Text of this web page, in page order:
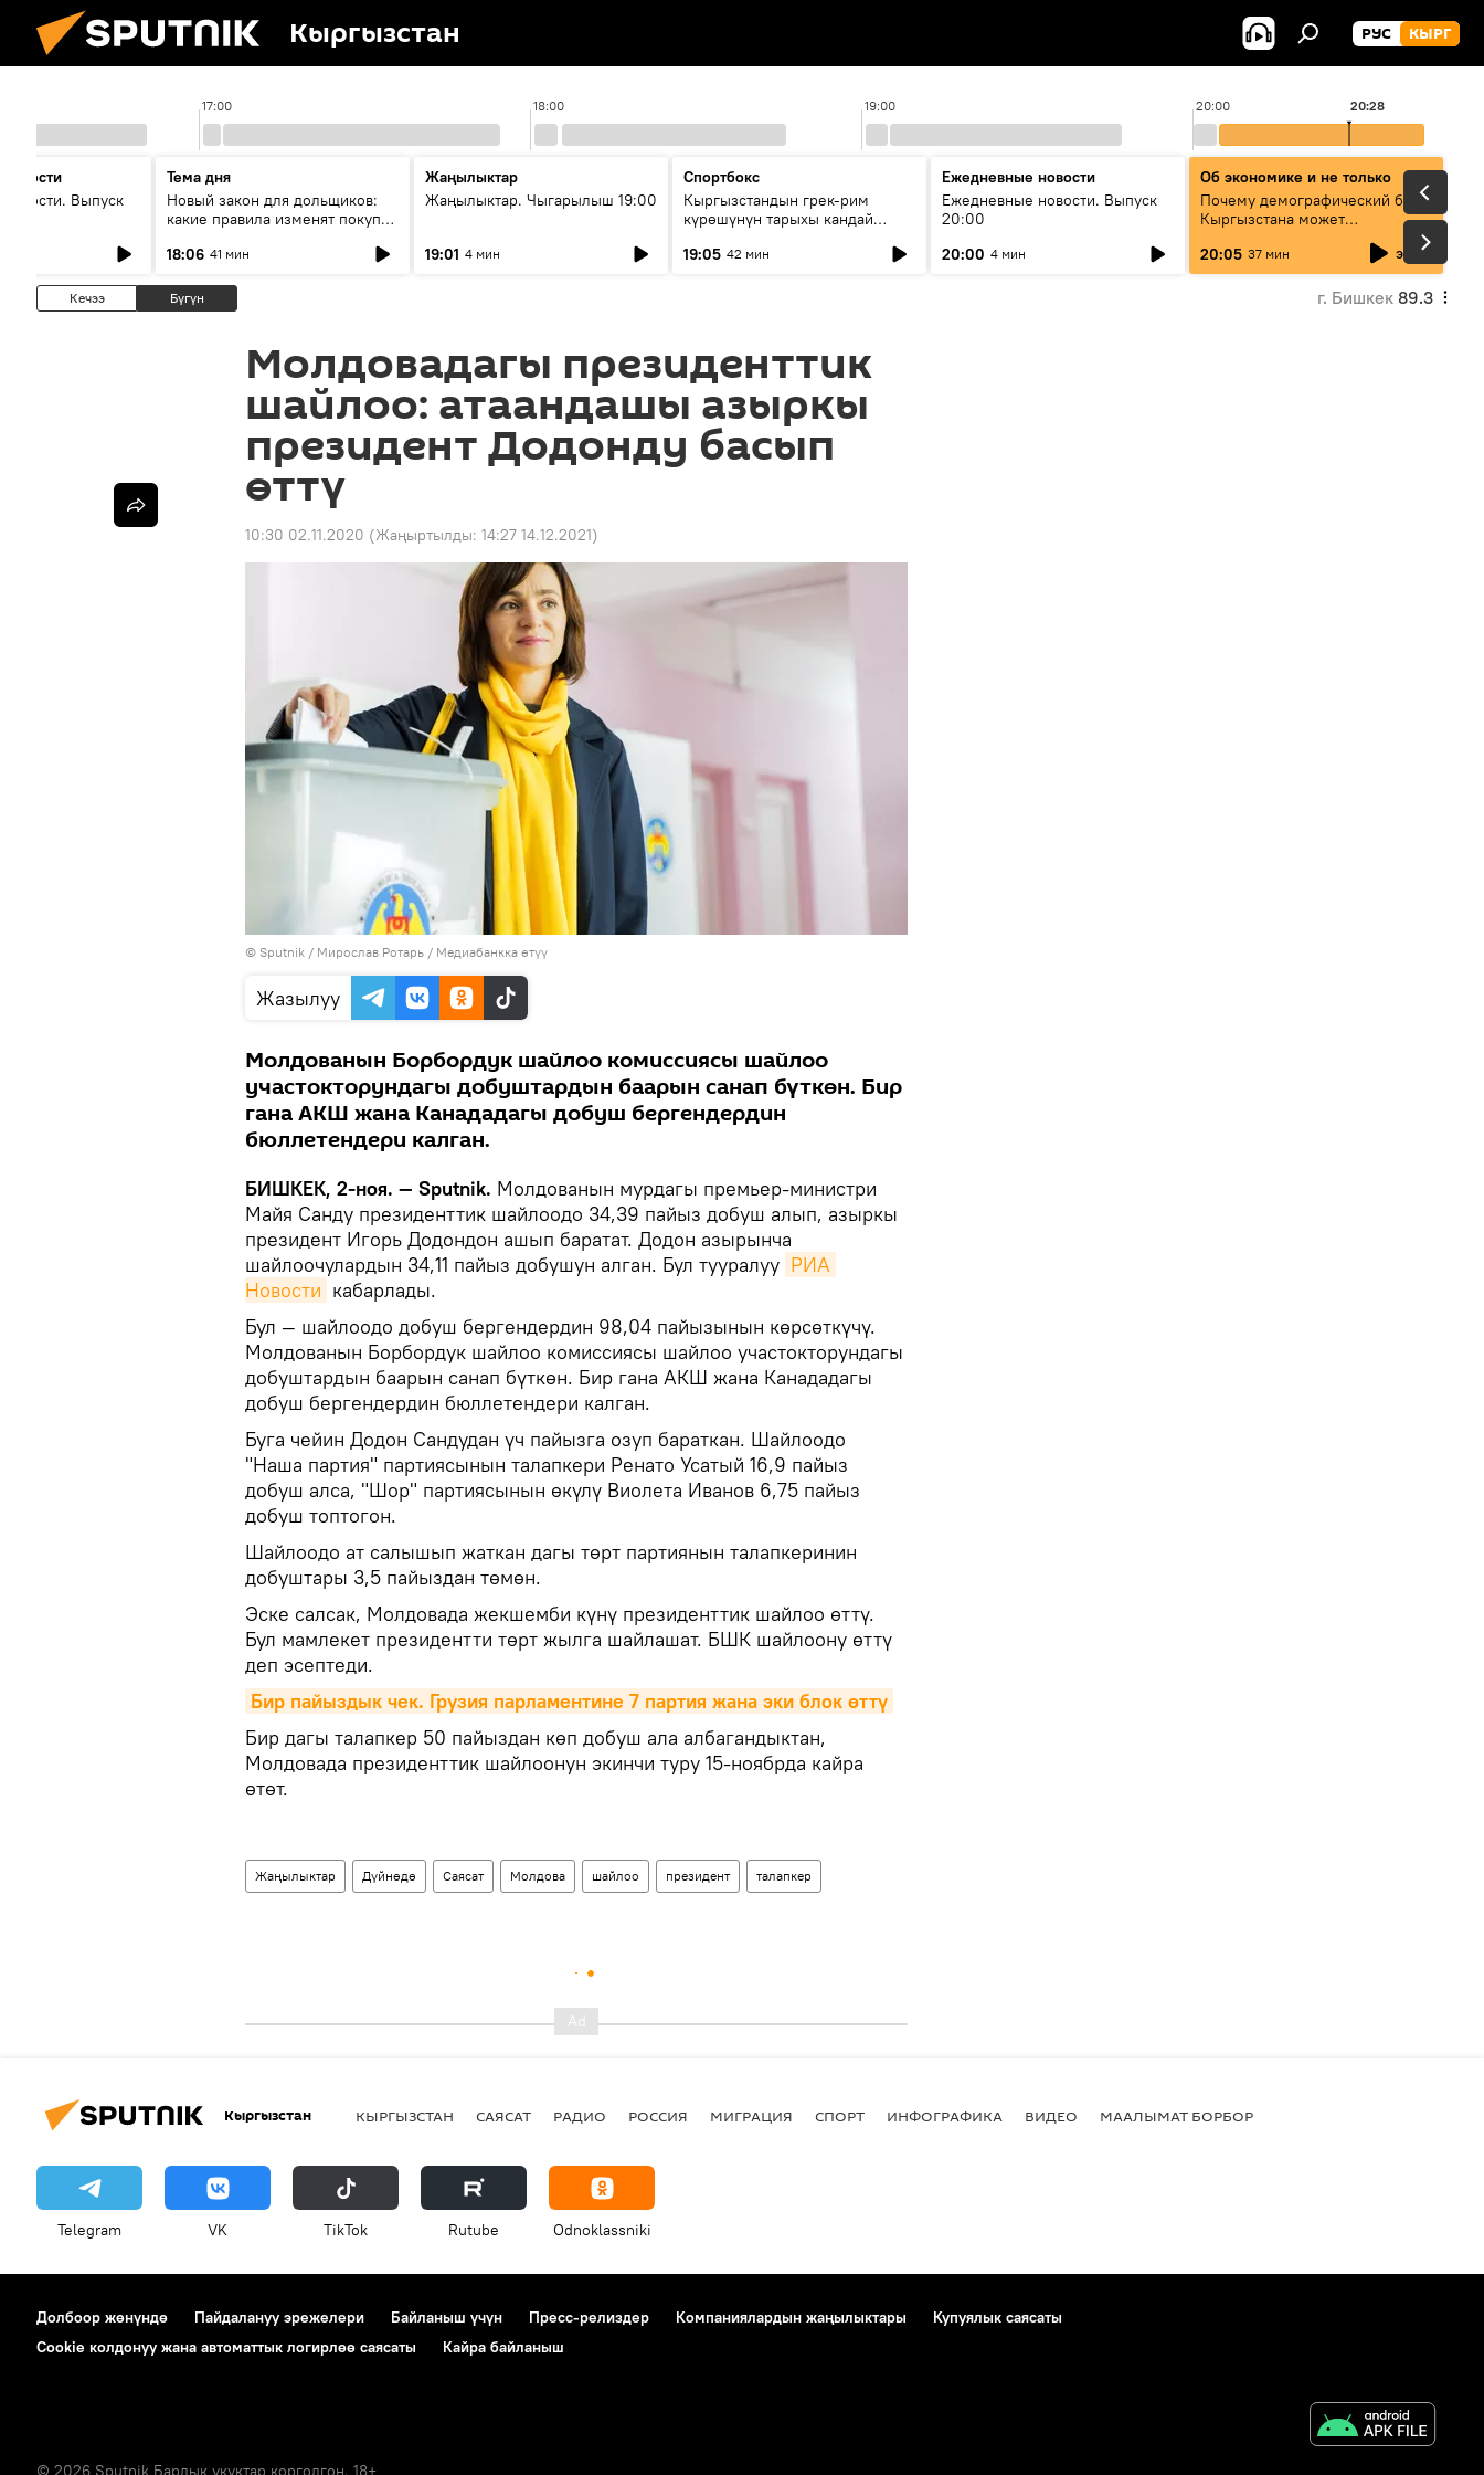
Кыргызстан РУС КЫРГ
17:00 18:00 19:00 20:00 20:28
Выпуск
Тема дня
Новый закон для дольщиков:
какие правила изменят покупку
18:06 41 мин
Жаңылыктар
Жаңылыктар. Чыгарылыш 19:00
19:01 4 мин
Спортбокс
Кыргызстандын грек-рим
күрөшүнүн тарыхы кандай
19:05 42 мин
Ежедневные новости
Ежедневные новости. Выпуск
20:00
20:00 4 мин
Об экономике и не только
Почему демографический бум
Кыргызстана может
превратиться в проблему и как
этого избежать
20:05 37 мин эфир
Кечээ Бүгүн г. Бишкек 89.3
Молдовадагы президенттик
шайлоо: атаандашы азыркы
президент Додонду басып
өттү
10:30 02.11.2020 (Жаңыртылды: 14:27 14.12.2021)
© Sputnik / Мирослав Ротарь / Медиабанкка өтүү
Жазылуу
Молдованын Борбордук шайлоо комиссиясы шайлоо
участокторундагы добуштардын баарын санап бүткөн. Бир
гана АКШ жана Канададагы добуш бергендердин
бюллетендери калган.
БИШКЕК, 2-ноя. — Sputnik. Молдованын мурдагы премьер-министри
Майя Санду президенттик шайлоодо 34,39 пайыз добуш алып, азыркы
президент Игорь Додондон ашып баратат. Додон азырынча
шайлоочулардын 34,11 пайыз добушун алган. Бул тууралуу РИА
Новости кабарлады.
Бул — шайлоодо добуш бергендердин 98,04 пайызынын көрсөткүчү.
Молдованын Борбордук шайлоо комиссиясы шайлоо участокторундагы
добуштардын баарын санап бүткөн. Бир гана АКШ жана Канададагы
добуш бергендердин бюллетендери калган.
Буга чейин Додон Сандудан үч пайызга озуп бараткан. Шайлоодо
"Наша партия" партиясынын талапкери Ренато Усатый 16,9 пайыз
добуш алса, "Шор" партиясынын өкүлү Виолета Иванов 6,75 пайыз
добуш топтогон.
Шайлоодо ат салышып жаткан дагы төрт партиянын талапкеринин
добуштары 3,5 пайыздан төмөн.
Эске салсак, Молдовада жекшемби күнү президенттик шайлоо өттү.
Бул мамлекет президентти төрт жылга шайлашат. БШК шайлоону өттү
деп эсептеди.
Бир пайыздык чек. Грузия парламентине 7 партия жана эки блок өттү
Бир дагы талапкер 50 пайыздан көп добуш ала албагандыктан,
Молдовада президенттик шайлоонун экинчи туру 15-ноябрда кайра
өтөт.
Жаңылыктар Дүйнөдө Саясат Молдова шайлоо президент талапкер
Кыргызстан КЫРГЫЗСТАН САЯСАТ РАДИО РОССИЯ МИГРАЦИЯ СПОРТ ИНФОГРАФИКА ВИДЕО МААЛЫМАТ БОРБОР
Telegram VK ТikТоk Rutube Odnoklassniki
Долбоор жөнүндө Пайдалануу эрежелери Байланыш үчүн Пресс-релиздер Компаниялардын жаңылыктары
Купуялык саясаты
Cookie колдонуу жана автоматтык логирлөө саясаты
Кайра байланыш
© 2026 Sputnik Бардык укуктар корголгон. 18+